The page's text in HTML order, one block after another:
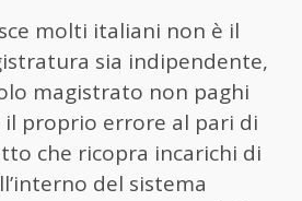
molti italiani non è il
sia indipendente,
magistrato non paghi
proprio errore al pari di
che ricopra incarichi di
del sistema